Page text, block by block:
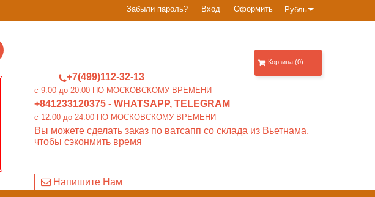
Рубль
Забыли пароль? Вход Оформить
+7(499)112-32-13
c 9.00 до 20.00 ПО МОСКОВСКОМУ ВРЕМЕНИ
+841233120375 - WHATSAPP, TELEGRAM
c 12.00 до 24.00 ПО МОСКОВСКОМУ ВРЕМЕНИ
Вы можете сделать заказ по ватсапп со склада из Вьетнама,
чтобы сэконмить время
Напишите Нам
Корзина (0)